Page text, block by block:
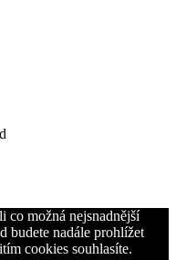
co možná nejsnadnější
budete nadále prohlížet
cookies souhlasíte.